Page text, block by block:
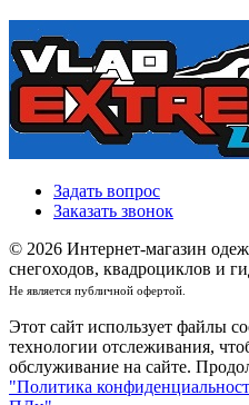
Задать вопрос
Заказать звонок
© 2026 Интернет-магазин
снегоходов, квадроциклов и
Не является публичной офертой.
Этот сайт использует файлы
технологии отслеживания,
обслуживание на сайте.
"Политика